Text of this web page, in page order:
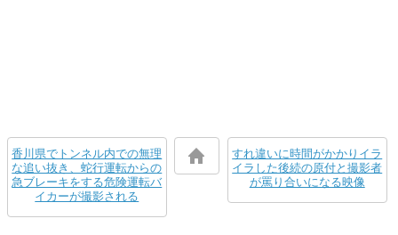
香川県でトンネル内での無理
な追い抜き、蛇行運転からの
急ブレーキをする危険運転バ
イカーが撮影される
すれ違いに時間がかかりイラ
イラした後続の原付と撮影者
が罵り合いになる映像